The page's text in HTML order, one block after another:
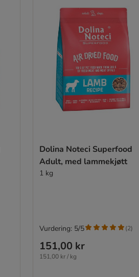
Dolina Noteci Superfood
Adult, med lammekjøtt
1 kg
151,00 kr
151,00 kr / kg
Vurdering: 5/5 (2)